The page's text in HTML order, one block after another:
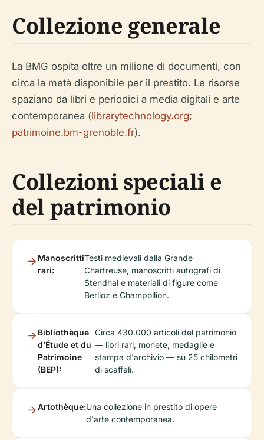
Collezione generale
La BMG ospita oltre un milione di documenti, con
circa la metà disponibile per il prestito. Le risorse
spaziano da libri e periodici a media digitali e arte
contemporanea (librarytechnology.org;
patrimoine.bm-grenoble.fr).
Collezioni speciali e
del patrimonio
Manoscritti
rari:
Testi medievali dalla Grande
Chartreuse, manoscritti autografi di
Stendhal e materiali di figure come
Berlioz e Champollion.
Bibliothèque
d’Étude et du
Patrimoine
(BEP):
Circa 430.000 articoli del patrimonio
— libri rari, monete, medaglie e
stampa d'archivio — su 25 chilometri
di scaffali.
Artothèque:Una collezione in prestito di opere
d'arte contemporanea.